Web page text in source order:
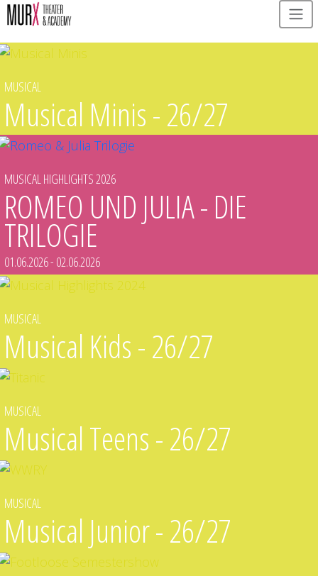
Direkt zum Inhalt
MUSICAL
Musical Minis - 26/27
MUSICAL HIGHLIGHTS 2026
ROMEO UND JULIA - DIE
TRILOGIE
01.06.2026- 02.06.2026
MUSICAL
Musical Kids - 26/27
MUSICAL
Musical Teens - 26/27
MUSICAL
Musical Junior - 26/27